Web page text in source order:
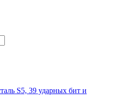
S5, 39 ударных бит и